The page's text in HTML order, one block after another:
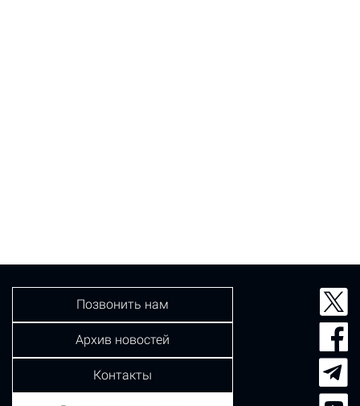
Позвонить нам
Архив новостей
Контакты